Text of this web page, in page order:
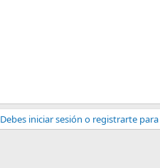
Debes iniciar sesión o registrarte